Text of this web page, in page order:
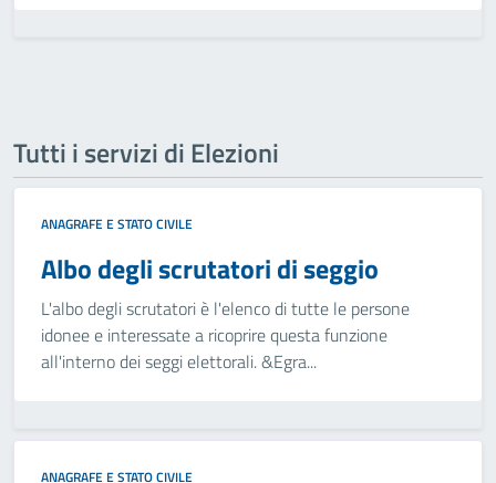
Tutti i servizi di Elezioni
ANAGRAFE E STATO CIVILE
Albo degli scrutatori di seggio
L'albo degli scrutatori è l'elenco di tutte le persone
idonee e interessate a ricoprire questa funzione
all'interno dei seggi elettorali. &Egra...
ANAGRAFE E STATO CIVILE